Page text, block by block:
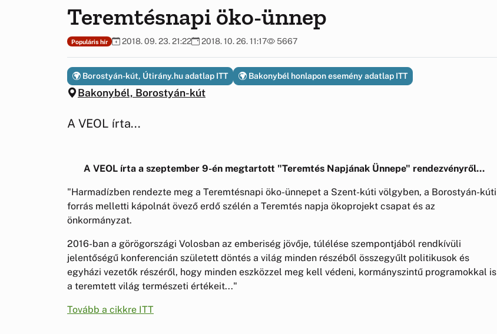
Teremtésnapi öko-ünnep
Populáris hír 2018. 09. 23. 21:22 2018. 10. 26. 11:17 5667
Bakonybél, Borostyán-kút
Borostyán-kút, Útirány.hu adatlap ITT Bakonybél honlapon esemény adatlap ITT
A VEOL írta...
A VEOL írta a szeptember 9-én megtartott "Teremtés Napjának Ünnepe" rendezvényről...
"Harmadízben rendezte meg a Teremtésnapi öko-ünnepet a Szent-kúti völgyben, a Borostyán-kúti
forrás melletti kápolnát övező erdő szélén a Teremtés napja ökoprojekt csapat és az
önkormányzat.
2016-ban a görögországi Volosban az emberiség jövője, túlélése szempontjából rendkívüli
jelentőségű konferencián született döntés a világ minden részéből összegyűlt politikusok és
egyházi vezetők részéről, hogy minden eszközzel meg kell védeni, kormányszintű programokkal is
a teremtett világ természeti értékeit..."
Tovább a cikkre ITT